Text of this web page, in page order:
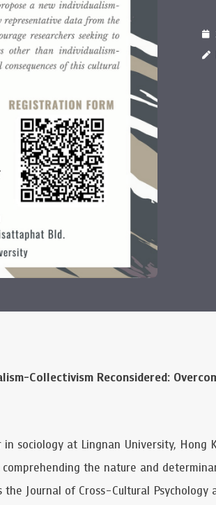
Collectivism Reconsidered:
sociology at Lingnan University,
the nature and
Journal of Cross-Cultural Psychology